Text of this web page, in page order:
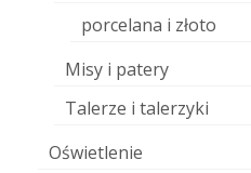
porcelana i złoto
Misy i patery
Talerze i talerzyki
Oświetlenie